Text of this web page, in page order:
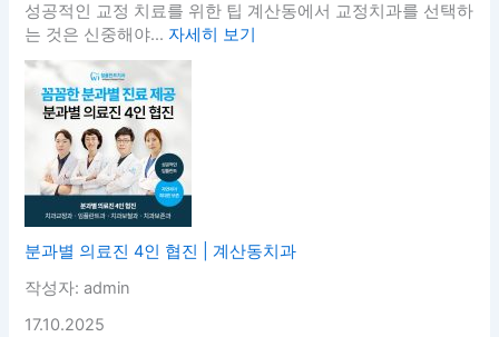
성공적인 교정 치료를 위한 팁 계산동에서 교정치과를 선택하
는 것은 신중해야... 자세히 보기
분과별 의료진 4인 협진 | 계산동치과
작성자: admin
17.10.2025